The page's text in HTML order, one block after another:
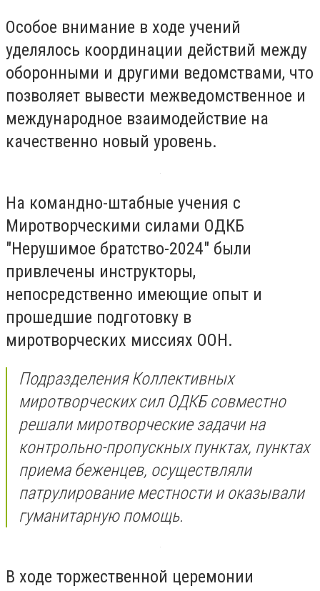
Особое внимание в ходе учений
уделялось координации действий между
оборонными и другими ведомствами, что
позволяет вывести межведомственное и
международное взаимодействие на
качественно новый уровень.
На командно-штабные учения с
Миротворческими силами ОДКБ
"Нерушимое братство-2024" были
привлечены инструкторы,
непосредственно имеющие опыт и
прошедшие подготовку в
миротворческих миссиях ООН.
Подразделения Коллективных
миротворческих сил ОДКБ совместно
решали миротворческие задачи на
контрольно-пропускных пунктах, пунктах
приема беженцев, осуществляли
патрулирование местности и оказывали
гуманитарную помощь.
В ходе торжественной церемонии